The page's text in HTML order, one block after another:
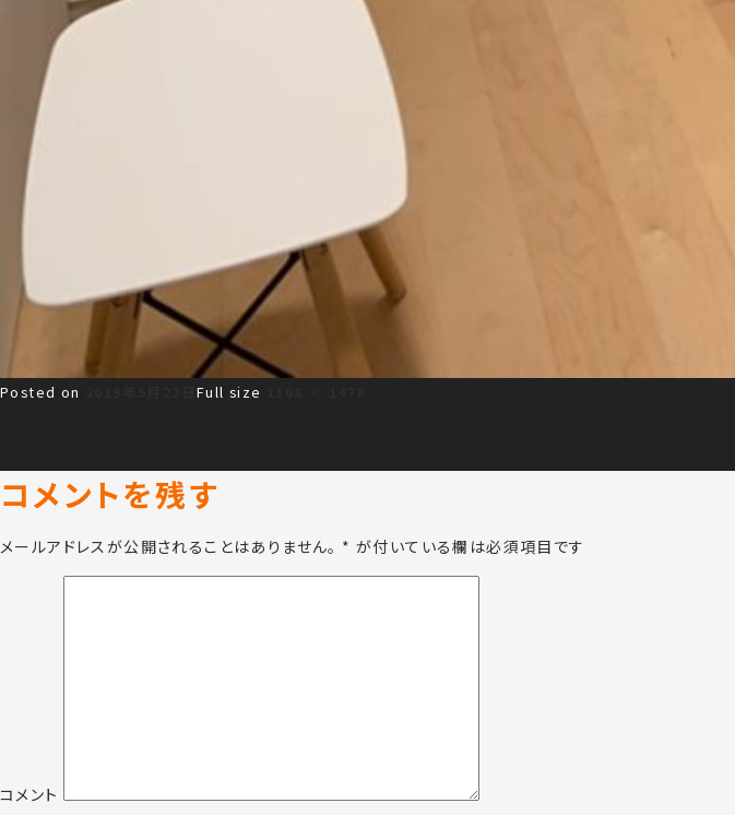
Posted on 2019年5月22日Full size
コメントを残す
メールアドレスが公開されることはありません。 * が付いている欄は必須項目です
コメント